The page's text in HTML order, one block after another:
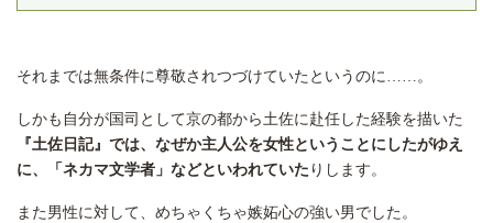
それまでは無条件に尊敬されつづけていたというのに……。
しかも自分が国司として京の都から土佐に赴任した経験を描いた
『土佐日記』では、なぜか主人公を女性ということにしたがゆえ
に、「ネカマ文学者」などといわれていた りします。
また男性に対して、めちゃくちゃ嫉妬心の強い男でした。